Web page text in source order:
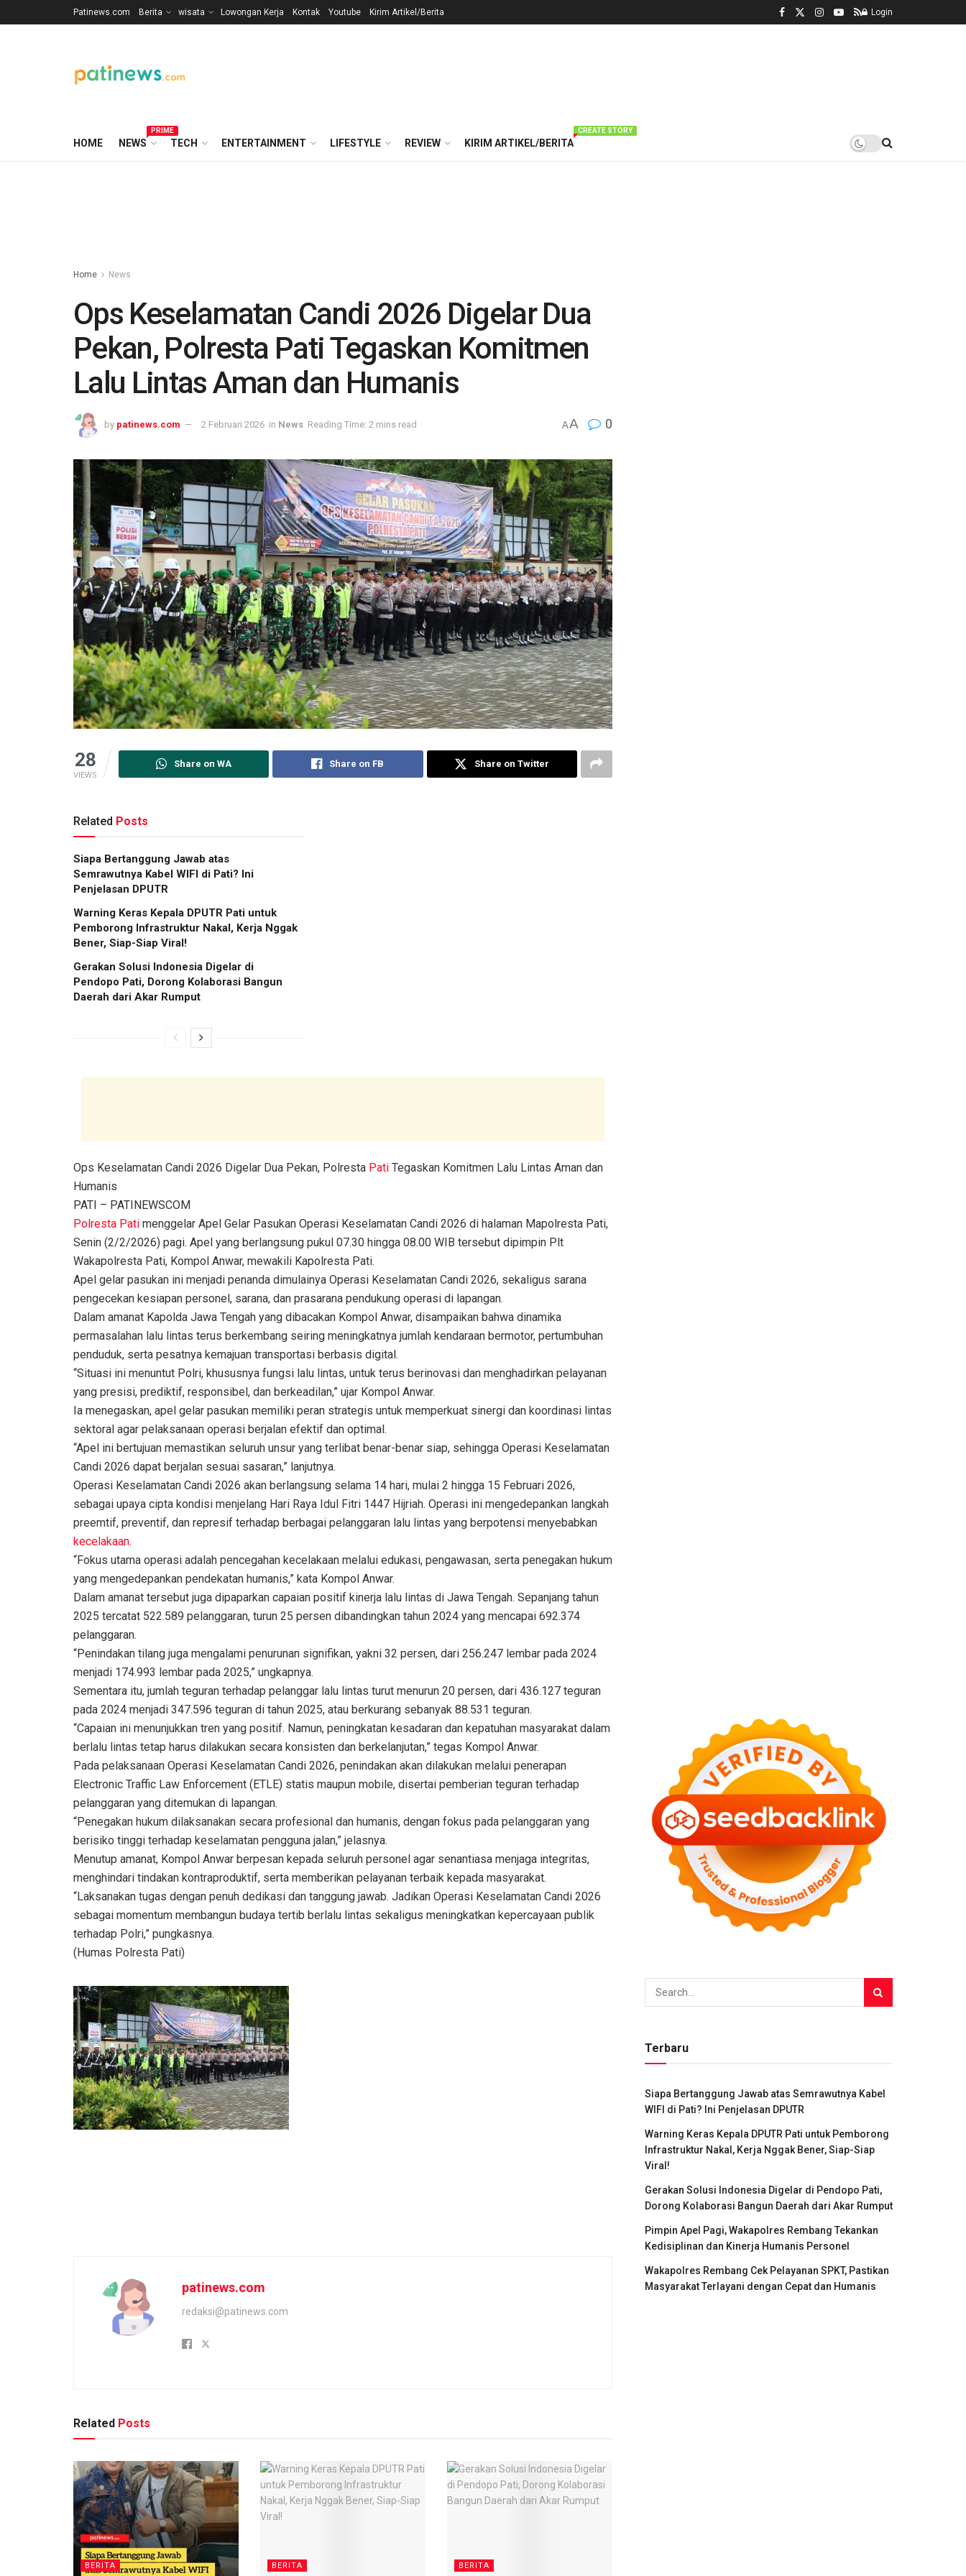
Patinews.com Berita wisata Lowongan Kerja Kontak Youtube Kirim Artikel/Berita Login
HOME NEWS
PRIME
TECH ENTERTAINMENT LIFESTYLE REVIEW KIRIM ARTIKEL/BERITA
CREATE STORY
Home News
Ops Keselamatan Candi 2026 Digelar Dua
Pekan, Polresta Pati Tegaskan Komitmen
Lalu Lintas Aman dan Humanis
by patinews.com 2 Februari 2026 in News Reading Time: 2 mins read AA 0
28
VIEWS
Share on WA Share on FB Share on Twitter
Related Posts
Siapa Bertanggung Jawab atas
Semrawutnya Kabel WIFI di Pati? Ini
Penjelasan DPUTR
Warning Keras Kepala DPUTR Pati untuk
Pemborong Infrastruktur Nakal, Kerja Nggak
Bener, Siap-Siap Viral!
Gerakan Solusi Indonesia Digelar di
Pendopo Pati, Dorong Kolaborasi Bangun
Daerah dari Akar Rumput
Ops Keselamatan Candi 2026 Digelar Dua Pekan, Polresta Pati Tegaskan Komitmen Lalu Lintas Aman dan
Humanis
PATI – PATINEWSCOM
Polresta Pati menggelar Apel Gelar Pasukan Operasi Keselamatan Candi 2026 di halaman Mapolresta Pati,
Senin (2/2/2026) pagi. Apel yang berlangsung pukul 07.30 hingga 08.00 WIB tersebut dipimpin Plt
Wakapolresta Pati, Kompol Anwar, mewakili Kapolresta Pati.
Apel gelar pasukan ini menjadi penanda dimulainya Operasi Keselamatan Candi 2026, sekaligus sarana
pengecekan kesiapan personel, sarana, dan prasarana pendukung operasi di lapangan.
Dalam amanat Kapolda Jawa Tengah yang dibacakan Kompol Anwar, disampaikan bahwa dinamika
permasalahan lalu lintas terus berkembang seiring meningkatnya jumlah kendaraan bermotor, pertumbuhan
penduduk, serta pesatnya kemajuan transportasi berbasis digital.
“Situasi ini menuntut Polri, khususnya fungsi lalu lintas, untuk terus berinovasi dan menghadirkan pelayanan
yang presisi, prediktif, responsibel, dan berkeadilan,” ujar Kompol Anwar.
Ia menegaskan, apel gelar pasukan memiliki peran strategis untuk memperkuat sinergi dan koordinasi lintas
sektoral agar pelaksanaan operasi berjalan efektif dan optimal.
“Apel ini bertujuan memastikan seluruh unsur yang terlibat benar-benar siap, sehingga Operasi Keselamatan
Candi 2026 dapat berjalan sesuai sasaran,” lanjutnya.
Operasi Keselamatan Candi 2026 akan berlangsung selama 14 hari, mulai 2 hingga 15 Februari 2026,
sebagai upaya cipta kondisi menjelang Hari Raya Idul Fitri 1447 Hijriah. Operasi ini mengedepankan langkah
preemtif, preventif, dan represif terhadap berbagai pelanggaran lalu lintas yang berpotensi menyebabkan
kecelakaan.
“Fokus utama operasi adalah pencegahan kecelakaan melalui edukasi, pengawasan, serta penegakan hukum
yang mengedepankan pendekatan humanis,” kata Kompol Anwar.
Dalam amanat tersebut juga dipaparkan capaian positif kinerja lalu lintas di Jawa Tengah. Sepanjang tahun
2025 tercatat 522.589 pelanggaran, turun 25 persen dibandingkan tahun 2024 yang mencapai 692.374
pelanggaran.
“Penindakan tilang juga mengalami penurunan signifikan, yakni 32 persen, dari 256.247 lembar pada 2024
menjadi 174.993 lembar pada 2025,” ungkapnya.
Sementara itu, jumlah teguran terhadap pelanggar lalu lintas turut menurun 20 persen, dari 436.127 teguran
pada 2024 menjadi 347.596 teguran di tahun 2025, atau berkurang sebanyak 88.531 teguran.
“Capaian ini menunjukkan tren yang positif. Namun, peningkatan kesadaran dan kepatuhan masyarakat dalam
berlalu lintas tetap harus dilakukan secara konsisten dan berkelanjutan,” tegas Kompol Anwar.
Pada pelaksanaan Operasi Keselamatan Candi 2026, penindakan akan dilakukan melalui penerapan
Electronic Traffic Law Enforcement (ETLE) statis maupun mobile, disertai pemberian teguran terhadap
pelanggaran yang ditemukan di lapangan.
“Penegakan hukum dilaksanakan secara profesional dan humanis, dengan fokus pada pelanggaran yang
berisiko tinggi terhadap keselamatan pengguna jalan,” jelasnya.
Menutup amanat, Kompol Anwar berpesan kepada seluruh personel agar senantiasa menjaga integritas,
menghindari tindakan kontraproduktif, serta memberikan pelayanan terbaik kepada masyarakat.
“Laksanakan tugas dengan penuh dedikasi dan tanggung jawab. Jadikan Operasi Keselamatan Candi 2026
sebagai momentum membangun budaya tertib berlalu lintas sekaligus meningkatkan kepercayaan publik
terhadap Polri,” pungkasnya.
(Humas Polresta Pati)
patinews.com
redaksi@patinews.com
Related Posts
BERITA BERITA BERITA
Terbaru
Siapa Bertanggung Jawab atas Semrawutnya Kabel
WIFI di Pati? Ini Penjelasan DPUTR
Warning Keras Kepala DPUTR Pati untuk Pemborong
Infrastruktur Nakal, Kerja Nggak Bener, Siap-Siap
Viral!
Gerakan Solusi Indonesia Digelar di Pendopo Pati,
Dorong Kolaborasi Bangun Daerah dari Akar Rumput
Pimpin Apel Pagi, Wakapolres Rembang Tekankan
Kedisiplinan dan Kinerja Humanis Personel
Wakapolres Rembang Cek Pelayanan SPKT, Pastikan
Masyarakat Terlayani dengan Cepat dan Humanis